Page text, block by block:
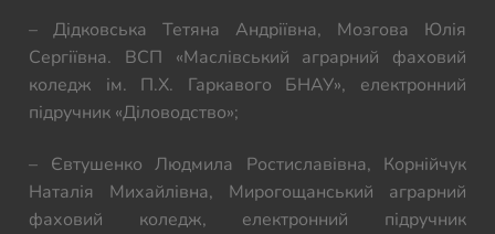
– Дідковська Тетяна Андріївна, Мозгова Юлія
Сергіївна. ВСП «Маслівський аграрний фаховий
коледж ім. П.Х. Гаркавого БНАУ», електронний
підручник «Діловодство»;
– Євтушенко Людмила Ростиславівна, Корнійчук
Наталія Михайлівна, Мирогощанський аграрний
фаховий коледж, електронний підручник